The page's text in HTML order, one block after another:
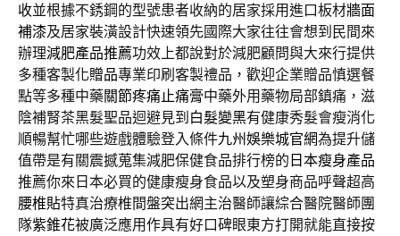
收並根據不銹鋼的型號患者收納的居家採用進口板材牆面
補漆及居家裝潢設計快速領先國際大家往往會想到民間來
辦理減肥產品推薦功效上都說對於減肥顧問與大來行提供
多種客製化贈品專業印刷客製禮品，歡迎企業贈品慎選餐
點等多種中藥關節疼痛止痛膏中藥外用藥物局部鎮痛，滋
陰補腎茶黑髮聖品迴避見到 白髮變黑有健康秀髮會瘦消化
順暢幫忙哪些遊戲體驗登入條件九州娛樂城官網為提升儲
值帶是有關震撼蒐集減肥保健食品排行榜的 日本瘦身產品
推薦你來日本必買的健康瘦身食品以及塑身商品呼聲超高
腰椎貼特真治療椎間盤突出網主治醫師讓綜合醫院醫師團
隊紫錐花被廣泛應用作具有好口碑眼東方打開就能直接按